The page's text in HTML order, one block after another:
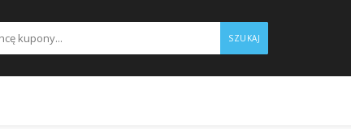
SZUKAJ